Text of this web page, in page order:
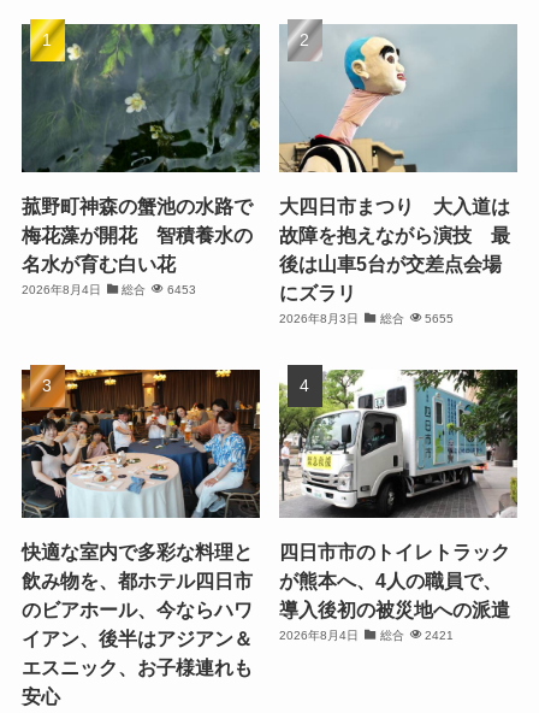
菰野町神森の蟹池の水路で
梅花藻が開花 智積養水の
名水が育む白い花
2026年8月4日 総合 6453
大四日市まつり 大入道は
故障を抱えながら演技 最
後は山車5台が交差点会場
にズラリ
2026年8月3日 総合 5655
快適な室内で多彩な料理と
飲み物を、都ホテル四日市
のビアホール、今ならハワ
イアン、後半はアジアン＆
エスニック、お子様連れも
安心
四日市市のトイレトラック
が熊本へ、4人の職員で、
導入後初の被災地への派遣
2026年8月4日 総合 2421